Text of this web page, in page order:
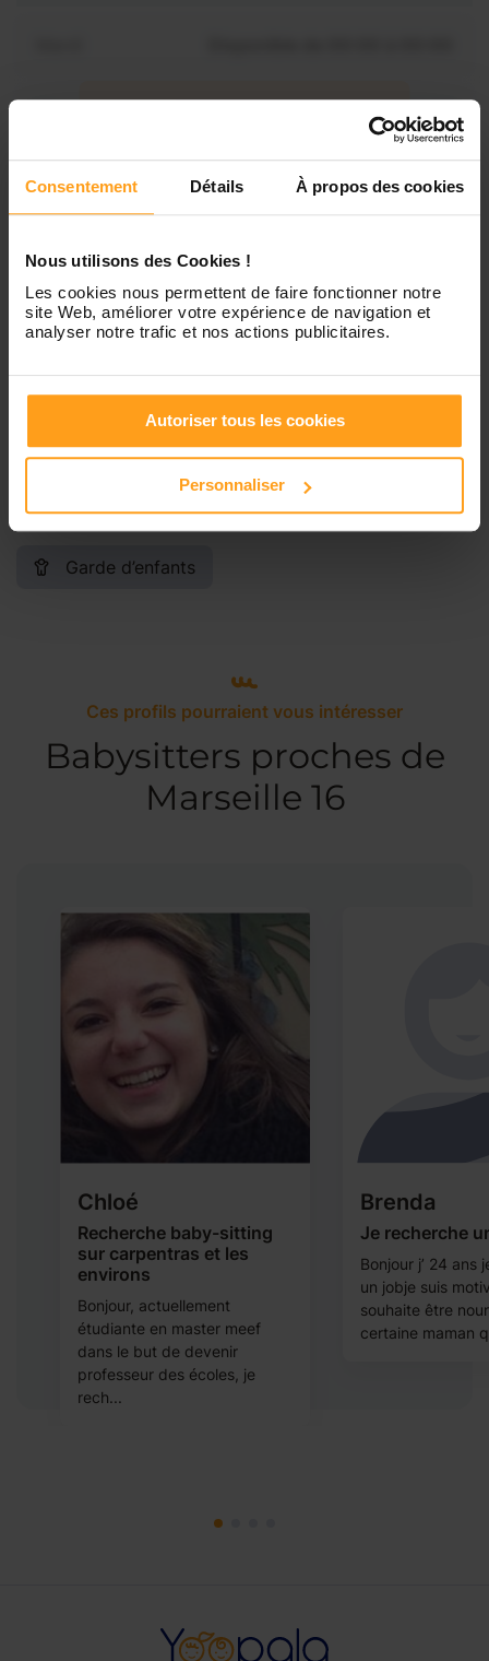
Consentement Détails À propos des cookies
Nous utilisons des Cookies !
Les cookies nous permettent de faire fonctionner notre
site Web, améliorer votre expérience de navigation et
analyser notre trafic et nos actions publicitaires.
Autoriser tous les cookies
Personnaliser
Disponible de 00:00 à 00:30
Jeudi Disponible de 00:00 à 00:00
Vendredi Disponible de 00:00 à 00:00
Samedi Disponible de 00:00 à 00:00
Dimanche Disponible de 00:00 à 00:00
Services proposés
Garde d’enfants
Ces profils pourraient vous intéresser
Babysitters proches de
Marseille 16
Chloé
Recherche baby-sitting
sur carpentras et les
environs
Bonjour, actuellement
étudiante en master meef
dans le but de devenir
professeur des écoles, je
rech...
Brenda
Je recherche
Bonjour j’ 24 ans
un jobje suis
souhaite être
certaine maman